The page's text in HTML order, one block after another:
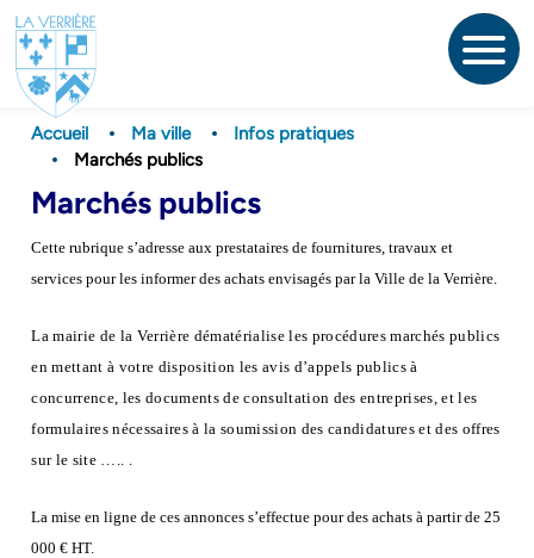
Accueil
Ma ville
Infos pratiques
Marchés publics
Marchés publics
Cette rubrique s’adresse aux prestataires de fournitures, travaux et
services pour les informer des achats envisagés par la Ville de la Verrière.
La mairie de la Verrière dématérialise les procédures marchés publics
en mettant à votre disposition les avis d’appels publics à
concurrence, les documents de consultation des entreprises, et les
formulaires nécessaires à la soumission des candidatures et des offres
sur le site ….. .
La mise en ligne de ces annonces s’effectue pour des achats à partir de 25
000 € HT.